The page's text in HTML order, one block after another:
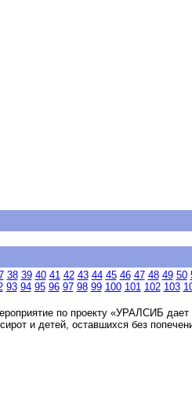
38 39 40 41 42 43 44 45 46 47 48 49 50
93 94 95 96 97 98 99 100 101 102 103
по проекту «УРАЛСИБ
и детей, оставшихся без